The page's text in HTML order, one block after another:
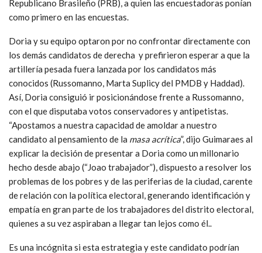
Republicano Brasileño (PRB), a quien las encuestadoras ponían
como primero en las encuestas.
Doria y su equipo optaron por no confrontar directamente con
los demás candidatos de derecha y prefirieron esperar a que la
artillería pesada fuera lanzada por los candidatos más
conocidos (Russomanno, Marta Suplicy del PMDB y Haddad).
Así, Doria consiguió ir posicionándose frente a Russomanno,
con el que disputaba votos conservadores y antipetistas.
“Apostamos a nuestra capacidad de amoldar a nuestro
candidato al pensamiento de la masa acrítica”, dijo Guimaraes al
explicar la decisión de presentar a Doria como un millonario
hecho desde abajo (“Joao trabajador”), dispuesto a resolver los
problemas de los pobres y de las periferias de la ciudad, carente
de relación con la política electoral, generando identificación y
empatía en gran parte de los trabajadores del distrito electoral,
quienes a su vez aspiraban a llegar tan lejos como él..
Es una incógnita si esta estrategia y este candidato podrían